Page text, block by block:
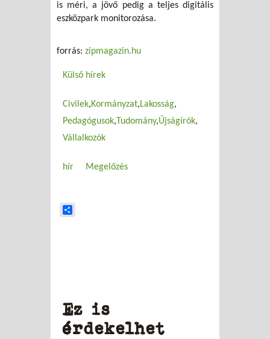
is méri, a jövő pedig a teljes digitális
eszközpark monitorozása.
forrás: zipmagazin.hu
Külső hírek
Civilek Kormányzat Lakosság
Pedagógusok Tudomány Újságírók
Vállalkozók
hír Megelőzés
Ez is
érdekelhet